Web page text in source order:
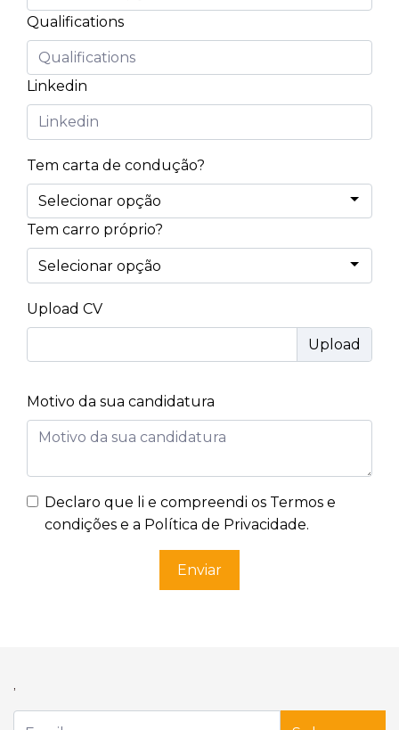
Qualifications
Linkedin
Tem carta de condução?
Tem carro próprio?
Upload CV
Motivo da sua candidatura
Declaro que li e compreendi os Termos e
condições e a Política de Privacidade.
Enviar
,